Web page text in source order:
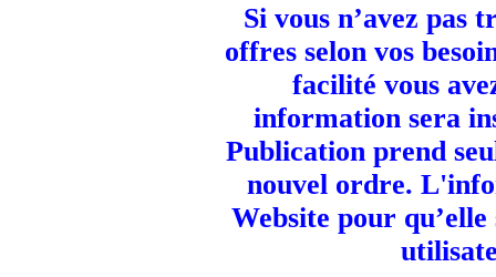
Si vous n’avez pas
offres selon vos
facilité vous
information sera
Publication prend
nouvel ordre.
Website pour